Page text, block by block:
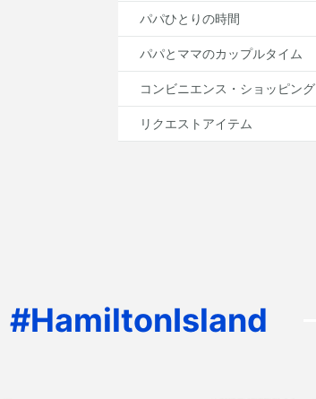
パパひとりの時間
パパとママのカップルタイム
コンビニエンス・ショッピング
リクエストアイテム